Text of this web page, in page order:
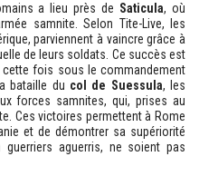
a lieu près de Saticula, où
samnite. Selon Tite-Live, les
parviennent à vaincre grâce à
de leurs soldats. Ce succès est
cette fois sous le commandement
bataille du col de Suessula, les
forces samnites, qui, prises au
Ces victoires permettent à Rome
et de démontrer sa supériorité
aguerris, ne soient pas